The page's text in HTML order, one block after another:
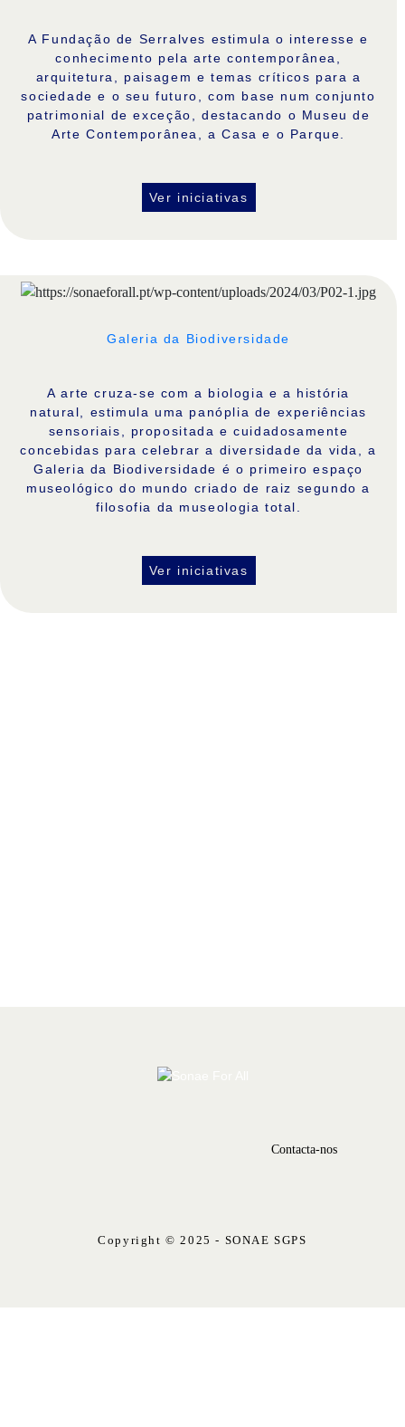
A Fundação de Serralves estimula o interesse e
conhecimento pela arte contemporânea,
arquitetura, paisagem e temas críticos para a
sociedade e o seu futuro, com base num conjunto
patrimonial de exceção, destacando o Museu de
Arte Contemporânea, a Casa e o Parque.
Ver iniciativas
Galeria da Biodiversidade
A arte cruza-se com a biologia e a história
natural, estimula uma panóplia de experiências
sensoriais, propositada e cuidadosamente
concebidas para celebrar a diversidade da vida, a
Galeria da Biodiversidade é o primeiro espaço
museológico do mundo criado de raiz segundo a
filosofia da museologia total.
Ver iniciativas
Contacta-nos
Copyright © 2025 - SONAE SGPS